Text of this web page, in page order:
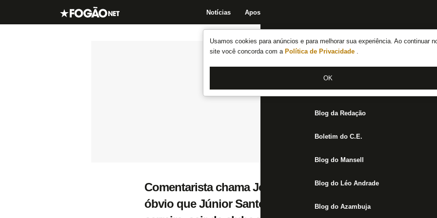
Usamos cookies para anúncios e para melhorar sua experiência. Ao continuar
site você concorda com a Política de Privacidade .
OK
Notícias Apostas
Notícias do Botafogo
Fórum
Jogos
Blog da Redação
Boletim do C.E.
Blog do Mansell
Blog do Léo Andrade
Blog do Azambuja
Comentarista chama John Textor, do Botafogo, de
óbvio que Júnior Santos quer vir para o Cruzeiro, é um